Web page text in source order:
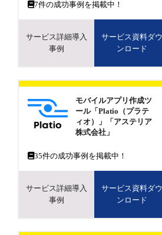
7件の成功事例を掲載中！
サービス詳細導入
事例
サービス資料ダウ
ンロード
モバイルアプリ作成ツ
ール「Platio（プラテ
ィオ）」「アステリア
株式会社」
35件の成功事例を掲載中！
サービス詳細導入
事例
サービス資料ダウ
ンロード